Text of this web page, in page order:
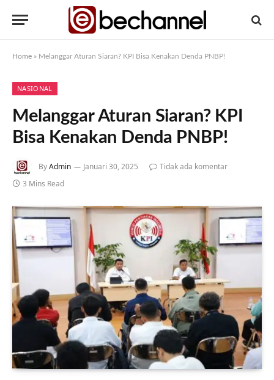
Home » Melanggar Aturan Siaran? KPI Bisa Kenakan Denda PNBP!
NASIONAL
Melanggar Aturan Siaran? KPI
Bisa Kenakan Denda PNBP!
ByAdmin Januari 30, 2025
Tidak ada komentar
3 Mins Read